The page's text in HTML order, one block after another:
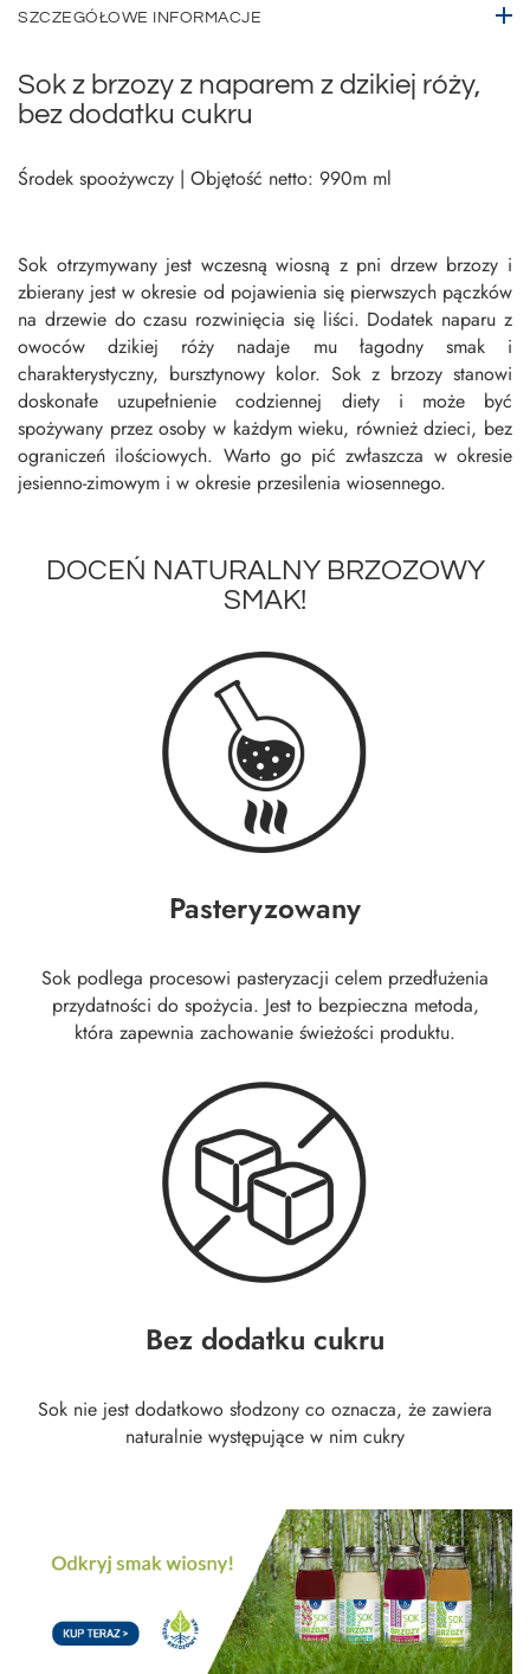
SZCZEGÓŁOWE INFORMACJE
Sok z brzozy z naparem z dzikiej róży,
bez dodatku cukru
Środek spoożywczy | Objętość netto: 990m ml
Sok otrzymywany jest wczesną wiosną z pni drzew brzozy i
zbierany jest w okresie od pojawienia się pierwszych pączków
na drzewie do czasu rozwinięcia się liści. Dodatek naparu z
owoców dzikiej róży nadaje mu łagodny smak i
charakterystyczny, bursztynowy kolor. Sok z brzozy stanowi
doskonałe uzupełnienie codziennej diety i może być
spożywany przez osoby w każdym wieku, również dzieci, bez
ograniczeń ilościowych. Warto go pić zwłaszcza w okresie
jesienno-zimowym i w okresie przesilenia wiosennego.
DOCEŃ NATURALNY BRZOZOWY
SMAK!
Pasteryzowany
Sok podlega procesowi pasteryzacji celem przedłużenia
przydatności do spożycia. Jest to bezpieczna metoda,
która zapewnia zachowanie świeżości produktu.
Bez dodatku cukru
Sok nie jest dodatkowo słodzony co oznacza, że zawiera
naturalnie występujące w nim cukry